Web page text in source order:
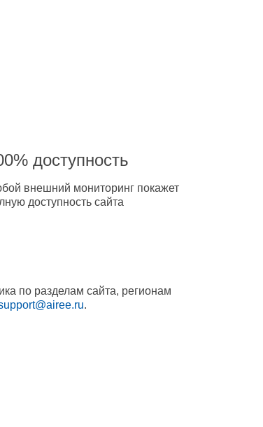
доступность
внешний мониторинг покажет
доступность сайта
по разделам сайта, регионам
.